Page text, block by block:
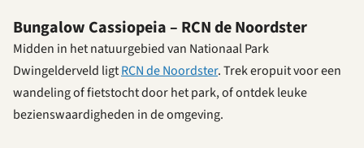
Bungalow Cassiopeia – RCN de Noordster
Midden in het natuurgebied van Nationaal Park
Dwingelderveld ligtRCN de Noordster. Trek eropuit voor een
wandeling of fietstocht door het park, of ontdek leuke
bezienswaardigheden in de omgeving.